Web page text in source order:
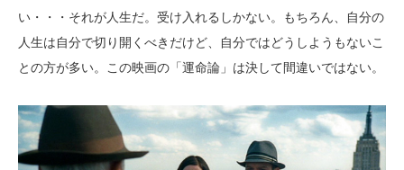
い・・・それが人生だ。受け入れるしかない。もちろん、自分の
人生は自分で切り開くべきだけど、自分ではどうしようもないこ
との方が多い。この映画の「運命論」は決して間違いではない。